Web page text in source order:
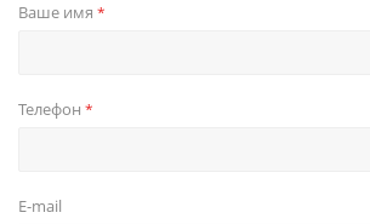
Ваше имя *
Телефон *
E-mail